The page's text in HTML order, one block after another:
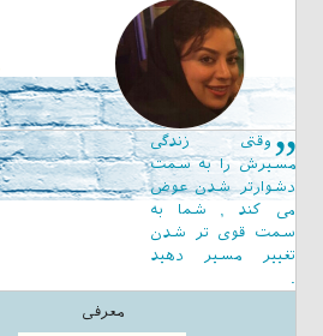
وقتی زندگی
مسیرش را به سمت
دشوارتر شدن عوض
می کند , شما به
سمت قوی تر شدن
تغییر مسیر دهید
.
معرفی